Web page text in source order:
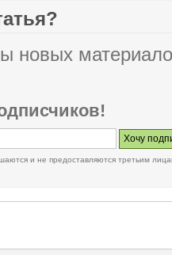
новых
и не предоставляются третьим